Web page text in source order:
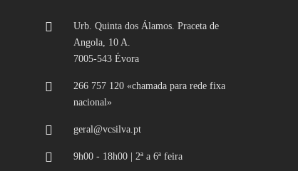
Urb. Quinta dos Álamos. Praceta de
Angola, 10 A.
7005-543 Évora
266 757 120 «chamada para rede fixa
nacional»
geral@vcsilva.pt
9h00 - 18h00 | 2ª a 6ª feira